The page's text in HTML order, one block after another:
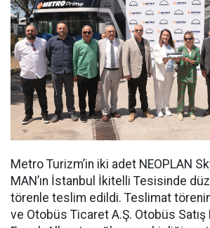
Metro Turizm’in iki adet NEOPLAN
MAN’ın İstanbul İkitelli Tesisinde
törenle teslim edildi. Teslimat
ve Otobüs Ticaret A.Ş. Otobüs